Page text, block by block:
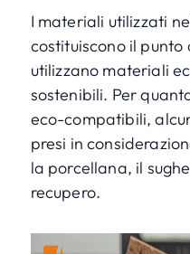
I materiali utilizzati
costituiscono il punto
utilizzano materiali
sostenibili. Per
eco-compatibili,
presi in
la porcellana, il
recupero.